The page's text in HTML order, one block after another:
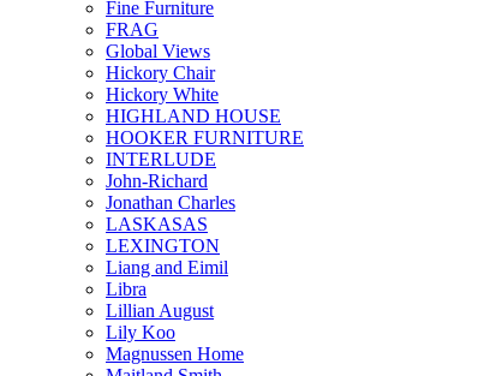
Fine Furniture
FRAG
Global Views
Hickory Chair
Hickory White
HIGHLAND HOUSE
HOOKER FURNITURE
INTERLUDE
John-Richard
Jonathan Charles
LASKASAS
LEXINGTON
Liang and Eimil
Libra
Lillian August
Lily Koo
Magnussen Home